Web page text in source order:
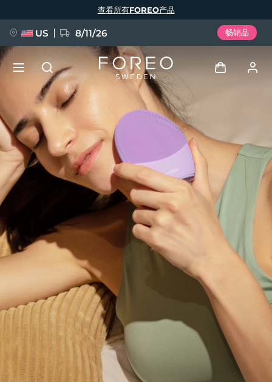
查看所有FOREO产品
US 8/11/26 畅销品
用户信息
我的设备
我的订单
我的地址
我的订阅
新品
FAQ™ Pure Beauty-Tech Elixir
BREAKING NEWS
issa™ Teeth Whitening Set
FAQ™ Dual LED Panel
热门产品
语言
English Deutsch
Español
Français
Italiano
Português
Svenska
Русский
Türkçe
简体中文 繁體中文
发货国家
美国 预计送达日期 8/11/26
英国 预计送达日期 8/10/26
西班牙 8/10/26